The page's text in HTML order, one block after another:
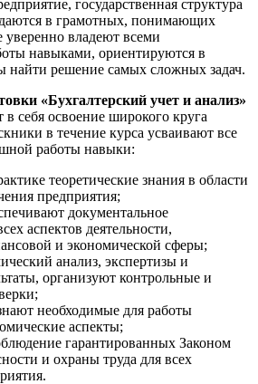
государственная структура
в грамотных, понимающих
уверенно владеют всеми
навыками, ориентируются в
найти решение самых сложных задач.
«Бухгалтерский учет и анализ»
в себя освоение широкого круга
в течение курса усваивают все
работы навыки:
теоретические знания в области
предприятия;
документальное
аспектов деятельности,
и экономической сферы;
анализ, экспертизы и
организуют контрольные и
необходимые для работы
аспекты;
гарантированных Законом
и охраны труда для всех